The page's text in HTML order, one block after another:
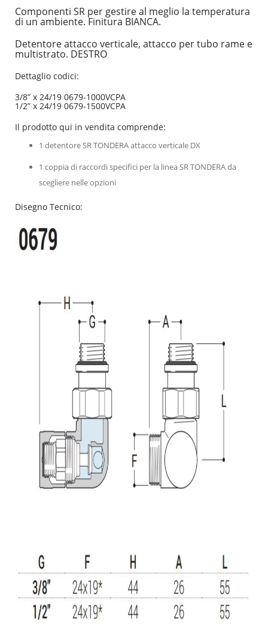
Componenti SR per gestire al meglio la temperatura
di un ambiente. Finitura BIANCA.
Detentore attacco verticale, attacco per tubo rame e
multistrato. DESTRO
Dettaglio codici:
3/8” x 24/19 0679-1000VCPA
1/2” x 24/19 0679-1500VCPA
Il prodotto qui in vendita comprende:
1 detentore SR TONDERA attacco verticale DX
1 coppia di raccordi specifici per la linea SR TONDERA da
scegliere nelle opzioni
Disegno Tecnico: